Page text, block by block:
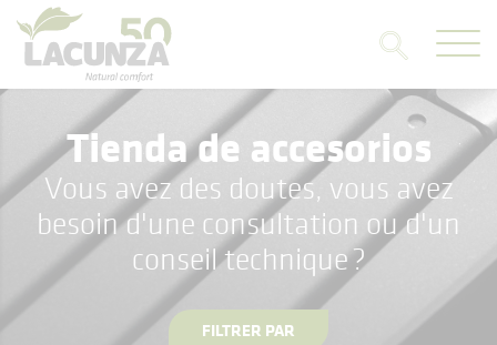
Tienda de accesorios
Vous avez des doutes, vous avez
besoin d'une consultation ou d'un
conseil technique ?
FILTRER PAR